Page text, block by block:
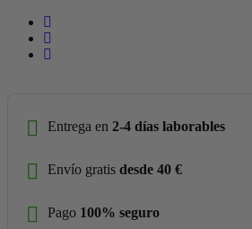
Entrega en 2-4 días laborables
Envío gratis desde 40 €
Pago 100% seguro